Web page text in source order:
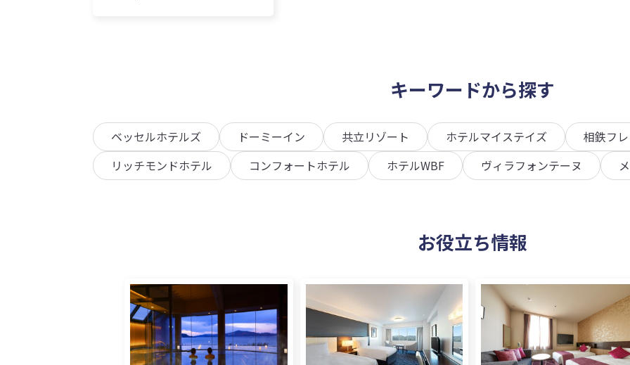
キーワードから探す
ベッセルホテルズ ドーミーイン 共立リゾート ホテルマイステイズ
相鉄フ
リッチモンドホテル
コンフォートホテル ホテルWBF ヴィラフォンテーヌ
お役立ち情報